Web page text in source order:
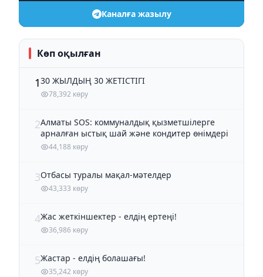
Каналға жазылу
Көп оқылған
130 ЖЫЛДЫҢ 30 ЖЕТІСТІГІ
78,392 көру
2Алматы SOS: коммуналдық қызметшілерге
арналған ыстық шай және кондитер өнімдері
44,188 көру
3Отбасы туралы мақал-мәтелдер
43,333 көру
4Жас жеткіншектер - елдің ертеңі!
36,986 көру
5Жастар - елдің болашағы!
35,242 көру